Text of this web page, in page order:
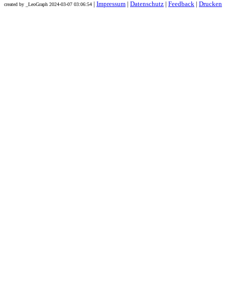
created by _LeoGraph 2024-03-07 03:06:54 Impressum Datenschutz Feedback Drucken